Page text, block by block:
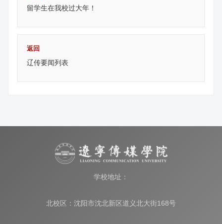
留学生在我校过大年！
返回
辽传要闻列表
学校地址：
北校区：沈阳市沈北新区道义北大街168号